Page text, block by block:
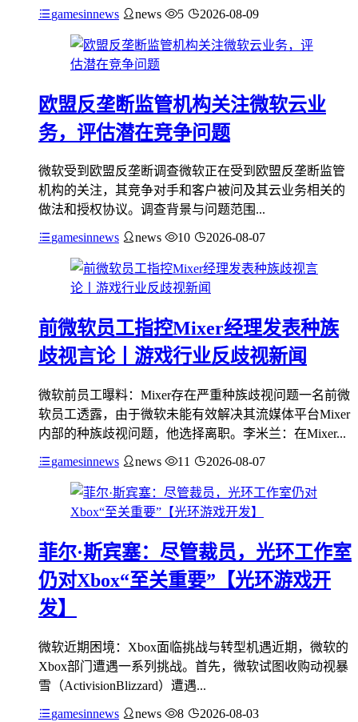
gamesinnews news 5 2026-08-09
欧盟反垄断监管机构关注微软云业
务，评估潜在竞争问题
微软受到欧盟反垄断调查微软正在受到欧盟反垄断监管
机构的关注，其竞争对手和客户被问及其云业务相关的
做法和授权协议。调查背景与问题范围...
gamesinnews news 10 2026-08-07
前微软员工指控Mixer经理发表种族
歧视言论丨游戏行业反歧视新闻
微软前员工曝料：Mixer存在严重种族歧视问题一名前微
软员工透露，由于微软未能有效解决其流媒体平台Mixer
内部的种族歧视问题，他选择离职。李米兰：在Mixer...
gamesinnews news 11 2026-08-07
菲尔·斯宾塞：尽管裁员，光环工作室
仍对Xbox“至关重要”【光环游戏开
发】
微软近期困境：Xbox面临挑战与转型机遇近期，微软的
Xbox部门遭遇一系列挑战。首先，微软试图收购动视暴
雪（ActivisionBlizzard）遭遇...
gamesinnews news 8 2026-08-03